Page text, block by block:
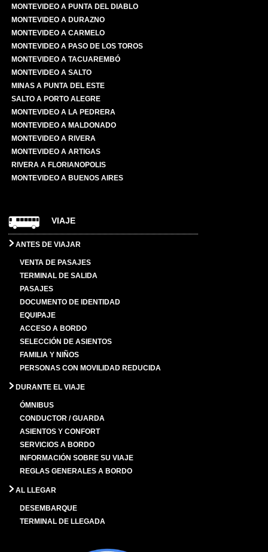
MONTEVIDEO A PUNTA DEL DIABLO
MONTEVIDEO A DURAZNO
MONTEVIDEO A CARMELO
MONTEVIDEO A PASO DE LOS TOROS
MONTEVIDEO A TACUAREMBÓ
MONTEVIDEO A SALTO
MINAS A PUNTA DEL ESTE
SALTO A PORTO ALEGRE
MONTEVIDEO A LA PEDRERA
MONTEVIDEO A MALDONADO
MONTEVIDEO A RIVERA
MONTEVIDEO A ARTIGAS
RIVERA A FLORIANOPOLIS
MONTEVIDEO A BUENOS AIRES
VIAJE
ANTES DE VIAJAR
VENTA DE PASAJES
TERMINAL DE SALIDA
PASAJES
DOCUMENTO DE IDENTIDAD
EQUIPAJE
ACCESO A BORDO
SELECCIÓN DE ASIENTOS
FAMILIA Y NIÑOS
PERSONAS CON MOVILIDAD REDUCIDA
DURANTE EL VIAJE
ÓMNIBUS
CONDUCTOR / GUARDA
ASIENTOS Y CONFORT
SERVICIOS A BORDO
INFORMACIÓN SOBRE SU VIAJE
REGLAS GENERALES A BORDO
AL LLEGAR
DESEMBARQUE
TERMINAL DE LLEGADA